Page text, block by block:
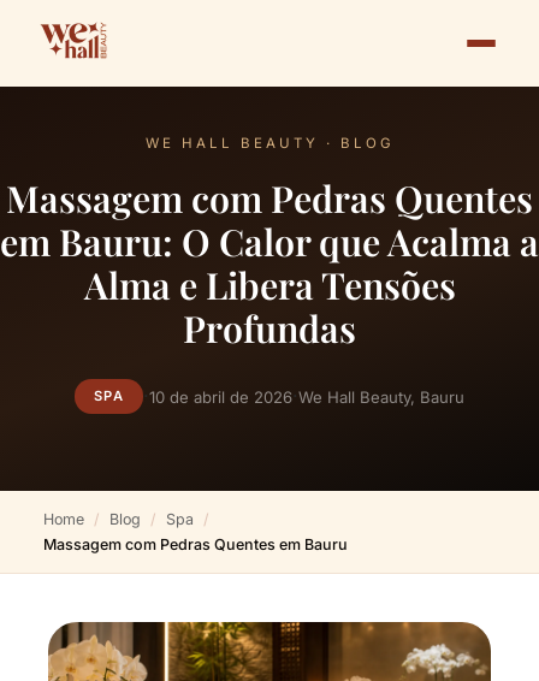
WE HALL BEAUTY · BLOG
Massagem com Pedras Quentes
em Bauru: O Calor que Acalma a
Alma e Libera Tensões
Profundas
SPA ·10 de abril de 2026·We Hall Beauty, Bauru
Home Blog
Spa
Massagem com Pedras Quentes em Bauru